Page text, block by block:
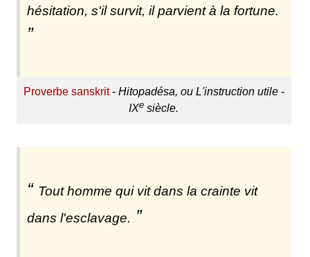
hésitation, s'il survit, il parvient à la fortune.
Proverbe sanskrit- Hitopadésa, ou L'instruction utile -
IXe siècle.
Tout homme qui vit dans la crainte vit
dans l'esclavage.